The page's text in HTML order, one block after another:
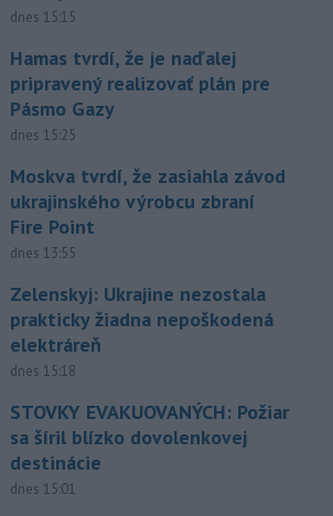
dnes 15:15
Hamas tvrdí, že je naďalej
pripravený realizovať plán pre
Pásmo Gazy
dnes 15:25
Moskva tvrdí, že zasiahla závod
ukrajinského výrobcu zbraní
Fire Point
dnes 13:55
Zelenskyj: Ukrajine nezostala
prakticky žiadna nepoškodená
elektráreň
dnes 15:18
STOVKY EVAKUOVANÝCH: Požiar
sa šíril blízko dovolenkovej
destinácie
dnes 15:01